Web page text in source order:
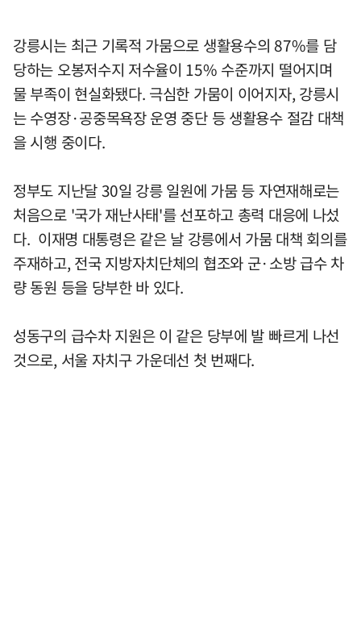
강릉시는 최근 기록적 가뭄으로 생활용수의 87%를 담
당하는 오봉저수지 저수율이 15% 수준까지 떨어지며
물 부족이 현실화됐다. 극심한 가뭄이 이어지자, 강릉시
는 수영장·공중목욕장 운영 중단 등 생활용수 절감 대책
을 시행 중이다.
정부도 지난달 30일 강릉 일원에 가뭄 등 자연재해로는
처음으로 '국가 재난사태'를 선포하고 총력 대응에 나섰
다. 이재명 대통령은 같은 날 강릉에서 가뭄 대책 회의를
주재하고, 전국 지방자치단체의 협조와 군·소방 급수 차
량 동원 등을 당부한 바 있다.
성동구의 급수차 지원은 이 같은 당부에 발 빠르게 나선
것으로, 서울 자치구 가운데선 첫 번째다.